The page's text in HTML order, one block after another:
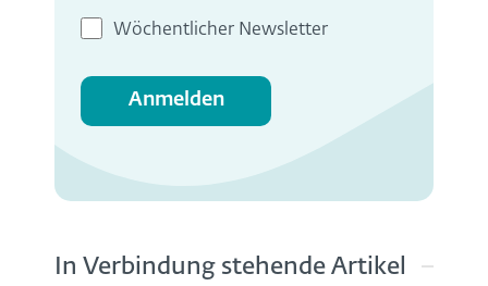
Wöchentlicher Newsletter
Anmelden
In Verbindung stehende Artikel